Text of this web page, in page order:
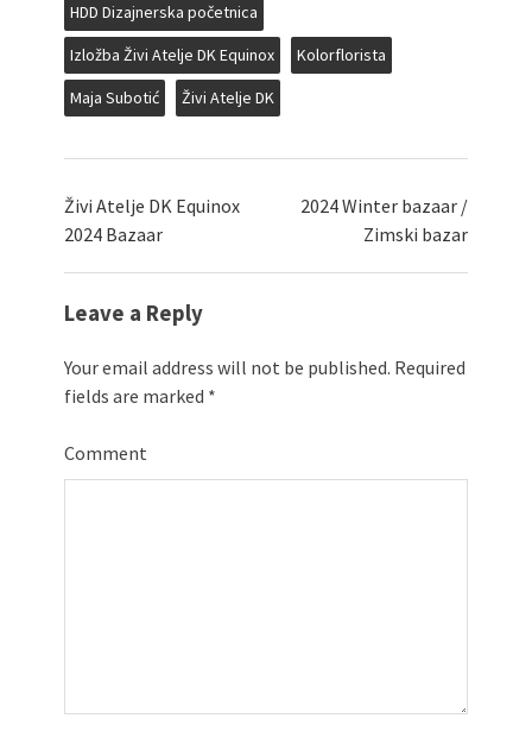
HDD Dizajnerska početnica
Izložba Živi Atelje DK Equinox
Kolorflorista
Maja Subotić
Živi Atelje DK
Živi Atelje DK Equinox
2024 Bazaar
2024 Winter bazaar /
Zimski bazar
Leave a Reply
Your email address will not be published. Required
fields are marked *
Comment